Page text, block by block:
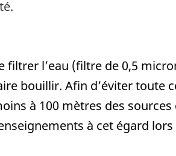
filtrer l’eau (filtre de 0,5
bouillir. Afin d’éviter
à 100 mètres des
à cet égard lors